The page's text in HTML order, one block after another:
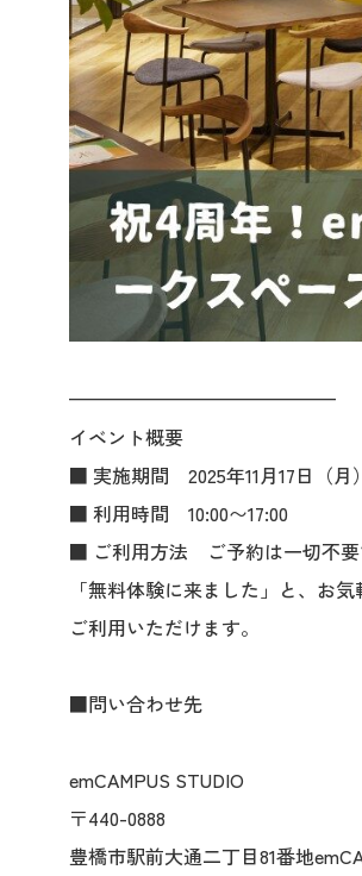
——————————————
イベント概要
■ 実施期間 2025年11月17日（月
■ 利用時間 10:00〜17:00
■ ご利用方法 ご予約は一切不要
「無料体験に来ました」と、お
ご利用いただけます。
■問い合わせ先
emCAMPUS STUDIO
〒440-0888
豊橋市駅前大通二丁目81番地